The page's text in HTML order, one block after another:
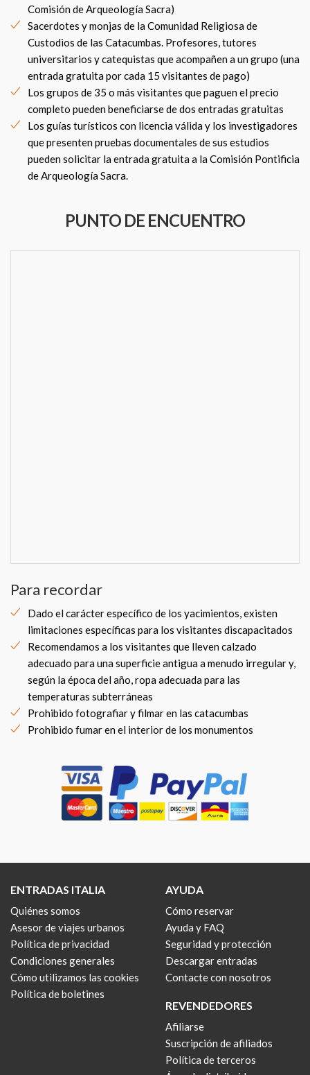
Comisión de Arqueología Sacra)
Sacerdotes y monjas de la Comunidad Religiosa de
Custodios de las Catacumbas. Profesores, tutores
universitarios y catequistas que acompañen a un grupo (una
entrada gratuita por cada 15 visitantes de pago)
Los grupos de 35 o más visitantes que paguen el precio
completo pueden beneficiarse de dos entradas gratuitas
Los guías turísticos con licencia válida y los investigadores
que presenten pruebas documentales de sus estudios
pueden solicitar la entrada gratuita a la Comisión Pontificia
de Arqueología Sacra.
PUNTO DE ENCUENTRO
Para recordar
Dado el carácter específico de los yacimientos, existen
limitaciones específicas para los visitantes discapacitados
Recomendamos a los visitantes que lleven calzado
adecuado para una superficie antigua a menudo irregular y,
según la época del año, ropa adecuada para las
temperaturas subterráneas
Prohibido fotografiar y filmar en las catacumbas
Prohibido fumar en el interior de los monumentos
ENTRADAS ITALIA
Quiénes somos
Asesor de viajes urbanos
Política de privacidad
Condiciones generales
Cómo utilizamos las cookies
Política de boletines
AYUDA
Cómo reservar
Ayuda y FAQ
Seguridad y protección
Descargar entradas
Contacte con nosotros
REVENDEDORES
Afiliarse
Suscripción de afiliados
Política de terceros